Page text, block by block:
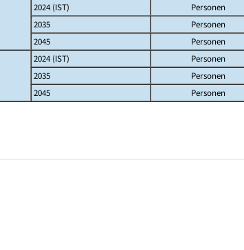
2024 (IST) Personen
2035
Personen
2045
Personen
2024 (IST) Personen
2035
Personen
2045
Personen